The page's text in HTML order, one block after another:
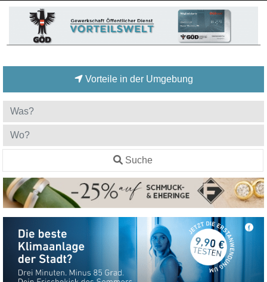
Vorteile in der Umgebung
Suche